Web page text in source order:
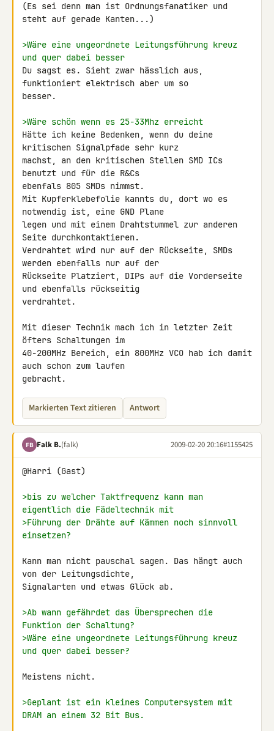
(Es sei denn man ist Ordnungsfanatiker und
steht auf gerade Kanten...)
>Wäre eine ungeordnete Leitungsführung kreuz
und quer dabei besser
Du sagst es. Sieht zwar hässlich aus,
funktioniert elektrisch aber um so
besser.
>Wäre schön wenn es 25-33Mhz erreicht
Hätte ich keine Bedenken, wenn du deine
kritischen Signalpfade sehr kurz
machst, an den kritischen Stellen SMD ICs
benutzt und für die R&Cs
ebenfals 805 SMDs nimmst.
Mit Kupferklebefolie kannts du, dort wo es
notwendig ist, eine GND Plane
legen und mit einem Drahtstummel zur anderen
Seite durchkontaktieren.
Verdrahtet wird nur auf der Rückseite, SMDs
werden ebenfalls nur auf der
Rückseite Platziert, DIPs auf die Vorderseite
und ebenfalls rückseitig
verdrahtet.
Mit dieser Technik mach ich in letzter Zeit
öfters Schaltungen im
40-200MHz Bereich, ein 800MHz VCO hab ich damit
auch schon zum laufen
gebracht.
Markierten Text zitieren Antwort
FB Falk B.(falk) 2009-02-20 20:16#1155425
@Harri (Gast)
>bis zu welcher Taktfrequenz kann man
eigentlich die Fädeltechnik mit
>Führung der Drähte auf Kämmen noch sinnvoll
einsetzen?
Kann man nicht pauschal sagen. Das hängt auch
von der Leitungsdichte,
Signalarten und etwas Glück ab.
>Ab wann gefährdet das Übersprechen die
Funktion der Schaltung?
>Wäre eine ungeordnete Leitungsführung kreuz
und quer dabei besser?
Meistens nicht.
>Geplant ist ein kleines Computersystem mit
DRAM an einem 32 Bit Bus.